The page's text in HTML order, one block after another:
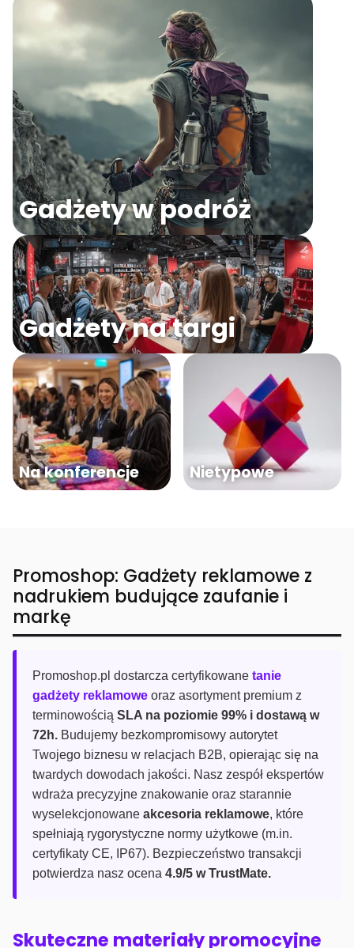
Gadżety w podróż
Gadżety na targi
Na konferencje Nietypowe
Promoshop: Gadżety reklamowe z
nadrukiem budujące zaufanie i
markę
Promoshop.pl dostarcza certyfikowane tanie
gadżety reklamowe oraz asortyment premium z
terminowością SLA na poziomie 99% i dostawą w
72h. Budujemy bezkompromisowy autorytet
Twojego biznesu w relacjach B2B, opierając się na
twardych dowodach jakości. Nasz zespół ekspertów
wdraża precyzyjne znakowanie oraz starannie
wyselekcjonowane akcesoria reklamowe, które
spełniają rygorystyczne normy użytkowe (m.in.
certyfikaty CE, IP67). Bezpieczeństwo transakcji
potwierdza nasz ocena 4.9/5 w TrustMate.
Skuteczne materiały promocyjne